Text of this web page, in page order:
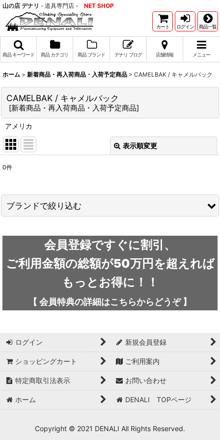
山の店 デナリ - 道具専門店 - NET SHOP
カート ログイン 商品一覧
商品 キーワード 商品 カテゴリ 商品 ブランド デナリ ブログ 店舗情報 メニュー
ホーム > 新着商品・再入荷商品・入荷予定商品 > CAMELBAK / キャメルバック
CAMELBAK / キャメルバック
[新着商品・再入荷商品・入荷予定商品]
アメリカ
表示順変更
並び順
0件
ブランドで絞り込む
outdoor element / アウトドアエレメント
AKLIMA / アクリマ
adidas / アディダス
adidas FIVE TEN / アディダス ファイブテン
Atlas / アトラス
ARAI TENT(RIPEN) / アライテント(ライペン)
会員登録ですぐに割引、
ご利用金額の総額が50万円を超えれば
もっとお得に！！
【 会員特典の詳細はこちらから どうぞ】
ログイン 新規会員登録
ショッピングカート ご利用案内
特定商取引法表示 お問い合わせ
ホーム DENALI TOPページ
Copyright © 2021 DENALI All Rights Reserved.